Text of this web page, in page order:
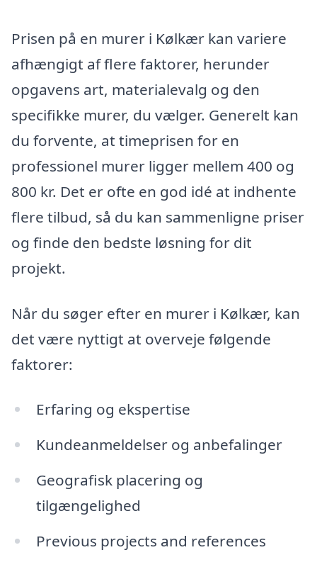
Prisen på en murer i Kølkær kan variere
afhængigt af flere faktorer, herunder
opgavens art, materialevalg og den
specifikke murer, du vælger. Generelt kan
du forvente, at timeprisen for en
professionel murer ligger mellem 400 og
800 kr. Det er ofte en god idé at indhente
flere tilbud, så du kan sammenligne priser
og finde den bedste løsning for dit
projekt.
Når du søger efter en murer i Kølkær, kan
det være nyttigt at overveje følgende
faktorer:
Erfaring og ekspertise
Kundeanmeldelser og anbefalinger
Geografisk placering og
tilgængelighed
Previous projects and references